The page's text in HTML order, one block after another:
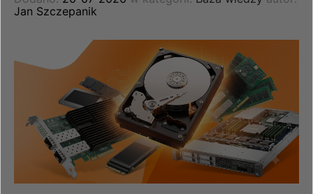
Jan Szczepanik